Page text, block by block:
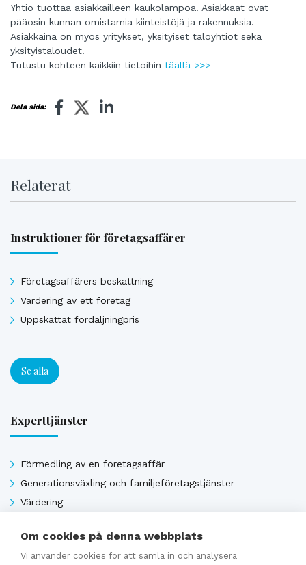
Yhtiö tuottaa asiakkailleen kaukolämpöä. Asiakkaat ovat
pääosin kunnan omistamia kiinteistöjä ja rakennuksia.
Asiakkaina on myös yritykset, yksityiset taloyhtiöt sekä
yksityistaloudet.
Tutustu kohteen kaikkiin tietoihin täällä >>>
Dela sida:
Relaterat
Instruktioner för företagsaffärer
Företagsaffärers beskattning
Värdering av ett företag
Uppskattat fördäljningpris
Se alla
Experttjänster
Förmedling av en företagsaffär
Generationsväxling och familjeföretagstjänster
Värdering
Affärsavtal
Om cookies på denna webbplats
Vi använder cookies för att samla in och analysera